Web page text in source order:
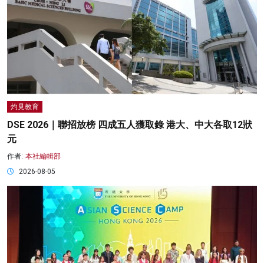
灼見教育
DSE 2026｜聯招放榜 四成五人獲取錄 港大、中大各取12狀
元
作者: 本社編輯部
2026-08-05